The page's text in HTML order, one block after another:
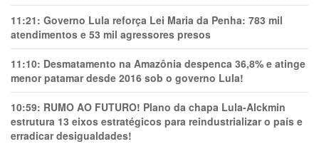
11:21: Governo Lula reforça Lei Maria da Penha: 783 mil
atendimentos e 53 mil agressores presos
11:10: Desmatamento na Amazônia despenca 36,8% e atinge
menor patamar desde 2016 sob o governo Lula!
10:59: RUMO AO FUTURO! Plano da chapa Lula-Alckmin
estrutura 13 eixos estratégicos para reindustrializar o país e
erradicar desigualdades!